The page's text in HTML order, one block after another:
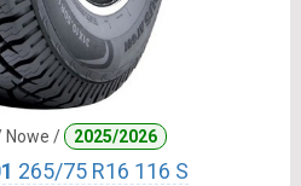
Nowe / 2025/2026
265/75 R16 116 S